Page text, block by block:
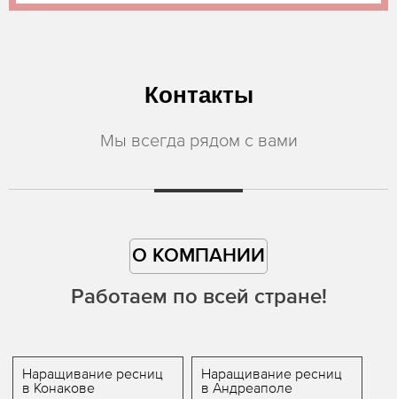
Контакты
Мы всегда рядом с вами
О КОМПАНИИ
Работаем по всей стране!
Наращивание ресниц
в Конакове
Наращивание ресниц
в Андреаполе